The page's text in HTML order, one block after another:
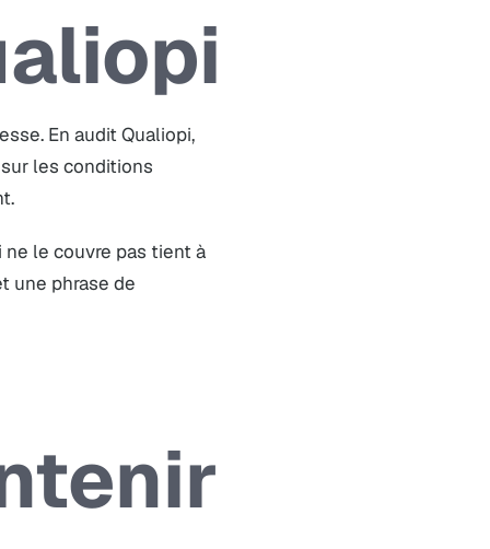
En audit Qualiopi,
sur les conditions
ne le couvre pas tient à
une phrase de